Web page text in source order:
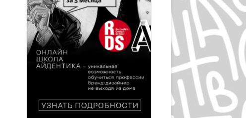
АЛАН ФЛЕТЧЕР
ГРУППА HIPGNOSIS
KАРЕЛ МАРТЕНС
РОЛЬФ МЮЛЛЕР
ДАН РАЙЗИНГЕР
ВЕРНЕР ЕККЕР